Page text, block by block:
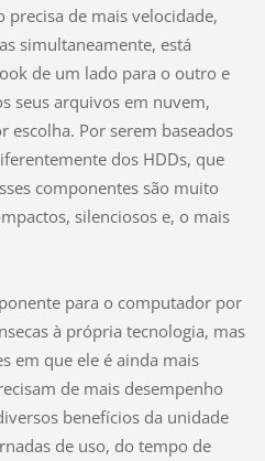
precisa de mais velocidade,
simultaneamente, está
de um lado para o outro e
seus arquivos em nuvem,
escolha. Por serem baseados
dos HDDs, que
componentes são muito
silenciosos e, o mais
para o computador por
à própria tecnologia, mas
em que ele é ainda mais
de mais desempenho
benefícios da unidade
de uso, do tempo de